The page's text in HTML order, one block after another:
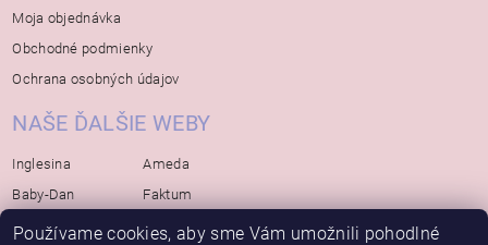
Moja objednávka
Obchodné podmienky
Ochrana osobných údajov
NAŠE ĎALŠIE WEBY
Inglesina
Baby-Dan
Rialto
Ameda
Faktum
Koelstra
Používame cookies, aby sme Vám umožnili pohodlné